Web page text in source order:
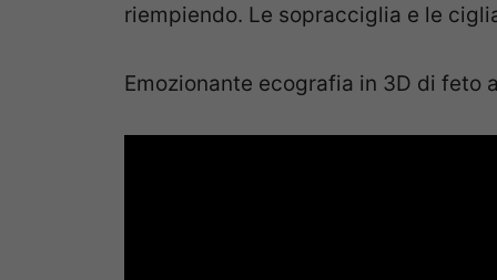
riempiendo. Le sopracciglia e le
Emozionante ecografia in 3D di feto